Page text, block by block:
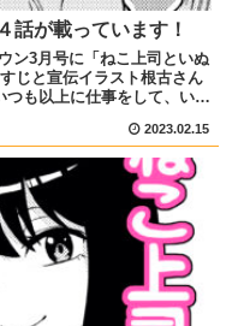
話が載っています！
ン3月号に「ねこ上司といぬ
じと宣伝イラスト根古さん
も以上に仕事をして、いい
2023.02.15